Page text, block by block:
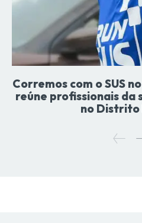
Corremos com o SUS
reúne profissionais da
no Distrito